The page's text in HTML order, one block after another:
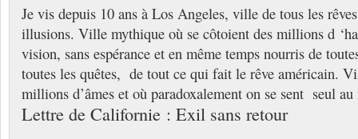
Je vis depuis 10 ans à Los Angeles, ville de tous les
illusions. Ville mythique où se côtoient des millions d
vision, sans espérance et en même temps nourris de
toutes les quêtes, de tout ce qui fait le rêve américain.
millions d’âmes et où paradoxalement on se sent seul au
Lettre de Californie : Exil sans retour